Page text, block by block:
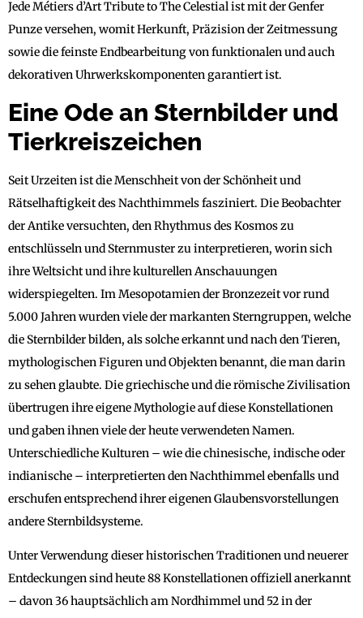
Jede Métiers d’Art Tribute to The Celestial ist mit der Genfer
Punze versehen, womit Herkunft, Präzision der Zeitmessung
sowie die feinste Endbearbeitung von funktionalen und auch
dekorativen Uhrwerkskomponenten garantiert ist.
Eine Ode an Sternbilder und
Tierkreiszeichen
Seit Urzeiten ist die Menschheit von der Schönheit und
Rätselhaftigkeit des Nachthimmels fasziniert. Die Beobachter
der Antike versuchten, den Rhythmus des Kosmos zu
entschlüsseln und Sternmuster zu interpretieren, worin sich
ihre Weltsicht und ihre kulturellen Anschauungen
widerspiegelten. Im Mesopotamien der Bronzezeit vor rund
5.000 Jahren wurden viele der markanten Sterngruppen, welche
die Sternbilder bilden, als solche erkannt und nach den Tieren,
mythologischen Figuren und Objekten benannt, die man darin
zu sehen glaubte. Die griechische und die römische Zivilisation
übertrugen ihre eigene Mythologie auf diese Konstellationen
und gaben ihnen viele der heute verwendeten Namen.
Unterschiedliche Kulturen – wie die chinesische, indische oder
indianische – interpretierten den Nachthimmel ebenfalls und
erschufen entsprechend ihrer eigenen Glaubensvorstellungen
andere Sternbildsysteme.
Unter Verwendung dieser historischen Traditionen und neuerer
Entdeckungen sind heute 88 Konstellationen offiziell anerkannt
– davon 36 hauptsächlich am Nordhimmel und 52 in der